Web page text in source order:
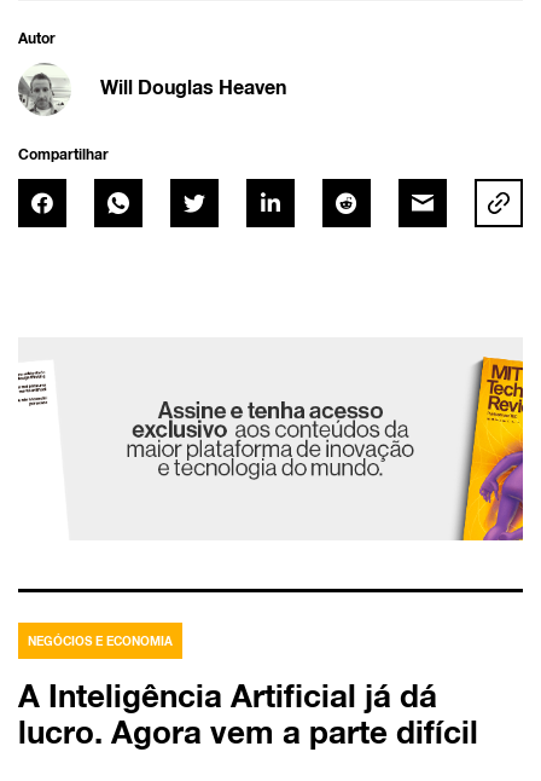
Autor
Will Douglas Heaven
Compartilhar
NEGÓCIOS E ECONOMIA
A Inteligência Artificial já dá
lucro. Agora vem a parte difícil